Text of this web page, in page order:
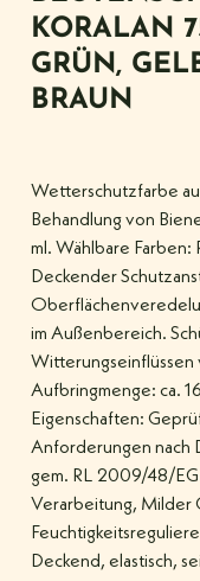
KORALAN
GRÜN,
BRAUN
Wetterschutzfarbe
Behandlung von
ml. Wählbare Farben:
Deckender
im Außenbereich.
Witterungseinflüssen
Aufbringmenge: ca.
Eigenschaften:
Anforderungen nach
gem. RL 2009/48/
Verarbeitung, Milder
Deckend, elastisch,